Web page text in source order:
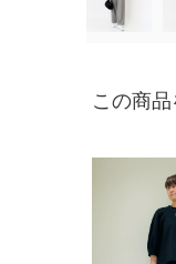
この商